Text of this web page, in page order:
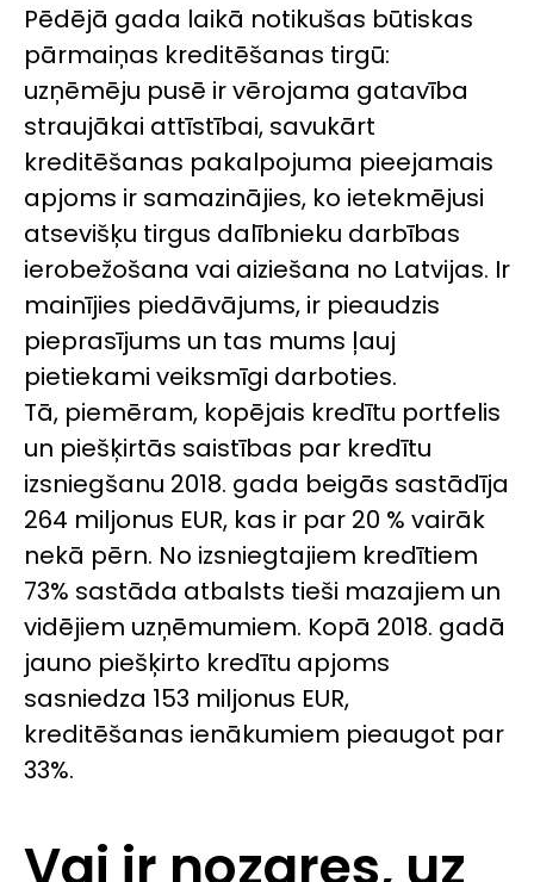
Pēdējā gada laikā notikušas būtiskas
pārmaiņas kreditēšanas tirgū:
uzņēmēju pusē ir vērojama gatavība
straujākai attīstībai, savukārt
kreditēšanas pakalpojuma pieejamais
apjoms ir samazinājies, ko ietekmējusi
atsevišķu tirgus dalībnieku darbības
ierobežošana vai aiziešana no Latvijas. Ir
mainījies piedāvājums, ir pieaudzis
pieprasījums un tas mums ļauj
pietiekami veiksmīgi darboties.
Tā, piemēram, kopējais kredītu portfelis
un piešķirtās saistības par kredītu
izsniegšanu 2018. gada beigās sastādīja
264 miljonus EUR, kas ir par 20 % vairāk
nekā pērn. No izsniegtajiem kredītiem
73% sastāda atbalsts tieši mazajiem un
vidējiem uzņēmumiem. Kopā 2018. gadā
jauno piešķirto kredītu apjoms
sasniedza 153 miljonus EUR,
kreditēšanas ienākumiem pieaugot par
33%.
Vai ir nozares, uz